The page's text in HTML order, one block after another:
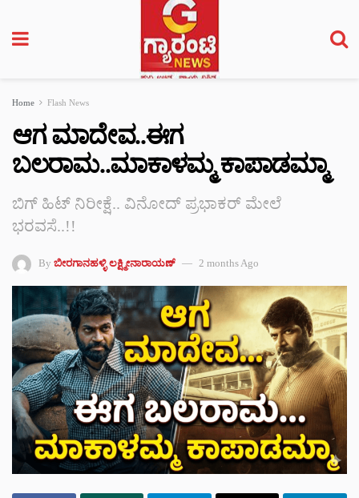
Home Flash News
ಆಗ ಮಾದೇವ..ಈಗ
ಬಲರಾಮ..ಮಾಕಾಳಮ್ಮ ಕಾಪಾಡಮ್ಮಾ
ಬಿಗ್ ಹಿಟ್ ನಿರೀಕ್ಷೆ.. ವಿನೋದ್ ಪ್ರಭಾಕರ್ ಮೇಲೆ
ಭರವಸೆ..!!
By ಬೀರಗಾನಹಳ್ಳಿ ಲಕ್ಷ್ಮೀನಾರಾಯಣ್ 2 months Ago